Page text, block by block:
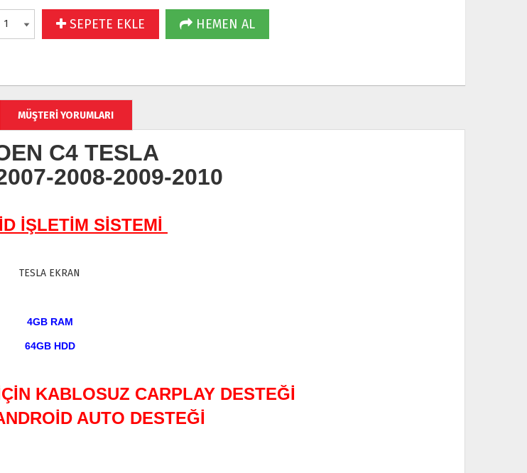
SEPETE EKLE HEMEN AL
MÜŞTERİ YORUMLARI
C4 TESLA
2008-2009-2010
İŞLETİM SİSTEMİ
TESLA EKRAN
4GB RAM
64GB HDD
KABLOSUZ CARPLAY DESTEĞİ
AUTO DESTEĞİ